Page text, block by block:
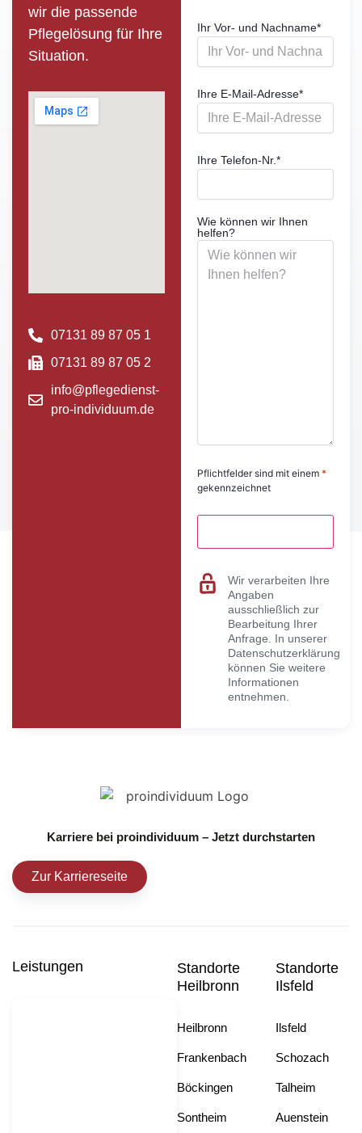
wir die passende
Pflege­lösung für Ihre
Situation.
07131 89 87 05 1
07131 89 87 05 2
info@pflegedienst-
pro-individuum.de
Ihr Vor- und Nachname*
Ihre E-Mail-Adresse*
Ihre Telefon-Nr.*
Wie können wir Ihnen
helfen?
Pflichtfelder sind mit einem *
gekennzeichnet
Wir verarbeiten Ihre
Angaben
ausschließlich zur
Bearbeitung Ihrer
Anfrage. In unserer
Datenschutzerklärung
können Sie weitere
Informationen
entnehmen.
Karriere bei proindividuum – Jetzt durchstarten
Zur Karriereseite
Leistungen
Standorte
Heilbronn
Heilbronn
Frankenbach
Böckingen
Sontheim
Standorte
Ilsfeld
Ilsfeld
Schozach
Talheim
Auenstein